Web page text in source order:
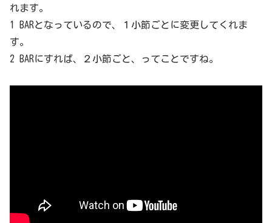
れます。
1 BARとなっているので、１小節ごとに変更してくれま
す。
2 BARにすれば、２小節ごと、ってことですね。